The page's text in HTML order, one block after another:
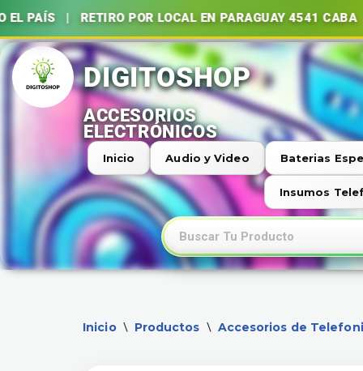
PAÍS | RETIRO POR LOCAL EN PARAGUAY 4541 CABA
Ir
al
contenido
Inicio Audio y Video Baterias
Insumos
Inicio \ Productos \ Accesorios de